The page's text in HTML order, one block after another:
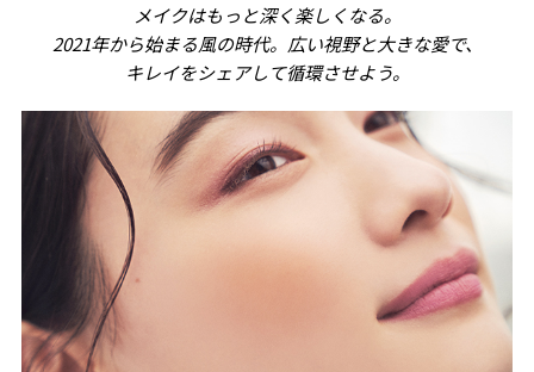
メイクはもっと深く楽しくなる。
2021年から始まる風の時代。広い視野と大きな愛で、
キレイをシェアして循環させよう。